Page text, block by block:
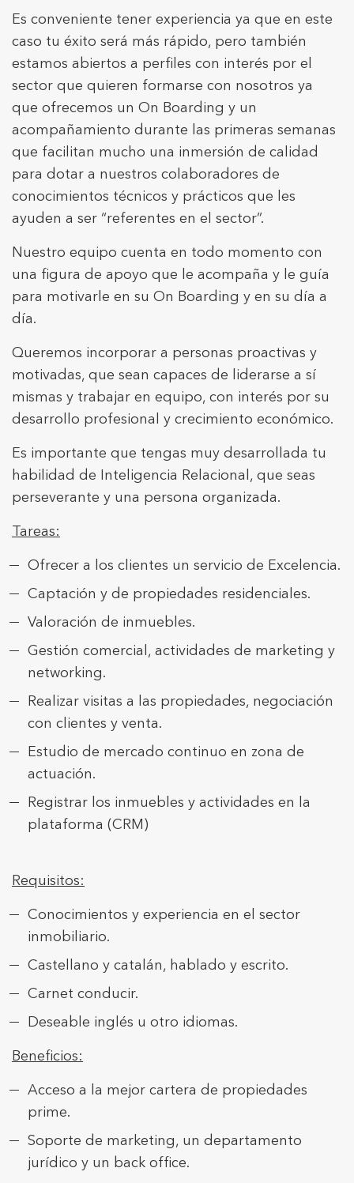
Es conveniente tener experiencia ya que en este
caso tu éxito será más rápido, pero también
estamos abiertos a perfiles con interés por el
sector que quieren formarse con nosotros ya
que ofrecemos un On Boarding y un
acompañamiento durante las primeras semanas
que facilitan mucho una inmersión de calidad
para dotar a nuestros colaboradores de
conocimientos técnicos y prácticos que les
ayuden a ser “referentes en el sector”.
Nuestro equipo cuenta en todo momento con
una figura de apoyo que le acompaña y le guía
para motivarle en su On Boarding y en su día a
día.
Queremos incorporar a personas proactivas y
motivadas, que sean capaces de liderarse a sí
mismas y trabajar en equipo, con interés por su
desarrollo profesional y crecimiento económico.
Es importante que tengas muy desarrollada tu
habilidad de Inteligencia Relacional, que seas
perseverante y una persona organizada.
Tareas:
Ofrecer a los clientes un servicio de Excelencia.
Captación y de propiedades residenciales.
Valoración de inmuebles.
Gestión comercial, actividades de marketing y
networking.
Realizar visitas a las propiedades, negociación
con clientes y venta.
Estudio de mercado continuo en zona de
actuación.
Registrar los inmuebles y actividades en la
plataforma (CRM)
Requisitos:
Conocimientos y experiencia en el sector
inmobiliario.
Castellano y catalán, hablado y escrito.
Carnet conducir.
Deseable inglés u otro idiomas.
Beneficios:
Acceso a la mejor cartera de propiedades
prime.
Soporte de marketing, un departamento
jurídico y un back office.
Modificar cookies
Tècniques i funcionals Sempre activades
Aquest lloc web utilitza cookies pròpies per recopilar
Si continua navegant, suposa l'acceptació de la instal·lació
de les mateixes. L'usuari té la possibilitat de configurar el
navegador podent, si així ho desitja, impedir que siguin
instal·lades al disc dur, encara que haurà de tenir en
compte que aquesta acció podrà ocasionar dificultats de
Analítiques i personalització
Permeten fer el seguiment i l'anàlisi del comportament
dels usuaris d'aquest lloc web. La informació recollida
mesurament de l'activitat del web per a l'elaboració de
perfils de navegació dels usuaris per introduir millores en
funció de l'anàlisi de les dades d'ús que fan els usuaris del
servei. Permeten desar la informació de preferència de
l'usuari per millorar la qualitat dels nostres serveis i oferir
una millor experiència a través de productes recomanats.
Marketing i publicitat
Aquestes cookies són utilitzades per emmagatzemar
informació sobre les preferències i les eleccions personals
de l'usuari a través de l'observació continuada dels seus
hàbits de navegació al lloc web i mostrar publicitat
relacionada amb el perfil de navegació de l'usuari.